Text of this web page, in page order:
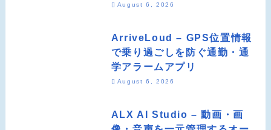
August 6, 2026
ArriveLoud – GPS位置情報
で乗り過ごしを防ぐ通勤・通
学アラームアプリ
August 6, 2026
ALX AI Studio – 動画・画